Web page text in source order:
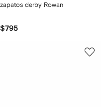
zapatos derby Rowan
$795